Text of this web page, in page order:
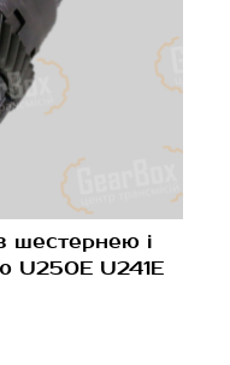
шестернею і
U250E U241E